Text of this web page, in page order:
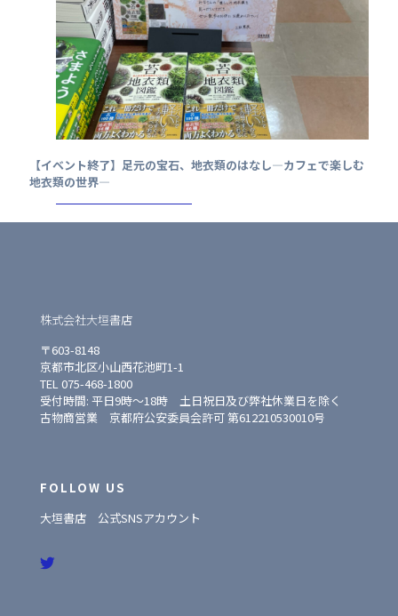
【イベント終了】足元の宝石、地衣類のはなし—カフェで楽しむ
地衣類の世界—
株式会社大垣書店
〒603-8148
京都市北区小山西花池町1-1
TEL 075-468-1800
受付時間: 平日9時〜18時 土日祝日及び弊社休業日を除く
古物商営業 京都府公安委員会許可 第612210530010号
FOLLOW US
大垣書店 公式SNSアカウント